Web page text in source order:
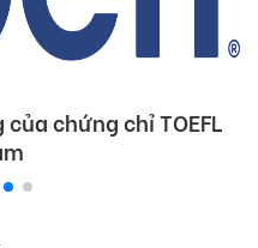
chứng chỉ TOEFL